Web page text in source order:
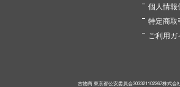
個人情報
特定商取
ご利用ガ
古物商 東京都公安委員会303321102267株式会